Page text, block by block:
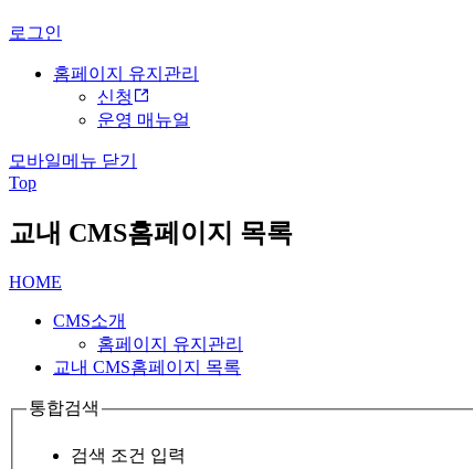
로그인
홈페이지 유지관리
신청
운영 매뉴얼
모바일메뉴 닫기
Top
교내 CMS홈페이지 목록
HOME
CMS소개
홈페이지 유지관리
교내 CMS홈페이지 목록
통합검색
검색 조건 입력